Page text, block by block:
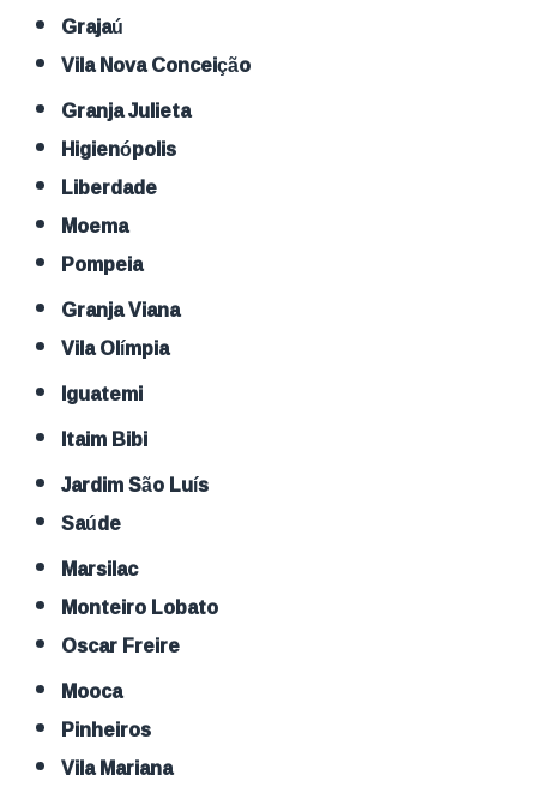
Grajaú
Vila Nova Conceição
Granja Julieta
Higienópolis
Liberdade
Moema
Pompeia
Granja Viana
Vila Olímpia
Iguatemi
Itaim Bibi
Jardim São Luís
Saúde
Marsilac
Monteiro Lobato
Oscar Freire
Mooca
Pinheiros
Vila Mariana